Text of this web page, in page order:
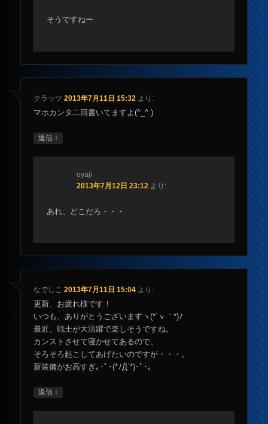
そうですねー
クラッツ 2013年7月11日 15:32 より:
マホカンタ二回書いてますよ(^_^.)
返信 ↓
oyaji
2013年7月12日 23:12 より:
あれ、どこだろ・・・
なでしこ 2013年7月11日 15:04 より:
更新、お疲れ様です！
いつも、ありがとうございますヽ(*´ｖ｀*)ﾉ
最近、戦士が大活躍で楽しそうですね。
カンストさせて寝かせてあるので、
そろそろ起こしてあげたいのですが・・・。
新装備がお高すぎ｡･ﾟ･(*ﾉД`*)･ﾟ･。
返信 ↓